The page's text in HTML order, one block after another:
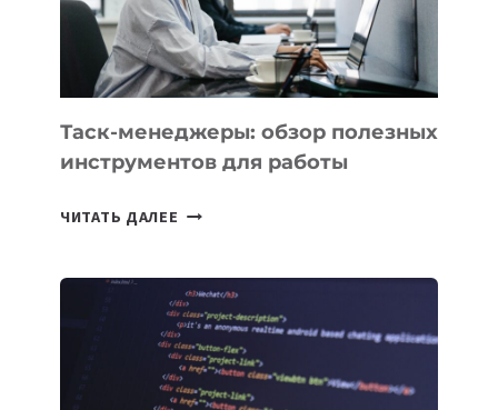
ЕМУ
МОЖНО
ПОРУЧИТЬ
УЖЕ
СЕГОДНЯ
Таск-менеджеры: обзор полезных
инструментов для работы
ЧИТАТЬ ДАЛЕЕ ТАСК-
ПОЛЕЗНЫХ
ИНСТРУМЕНТОВ
ДЛЯ
РАБОТЫ